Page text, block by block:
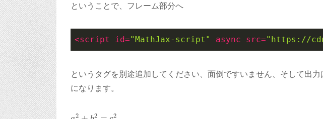
ということで、フレーム部分へ
<script id="MathJax-script" async src="https://
というタグを別途追加してください、面倒ですいません、そして出
になります。
2 2=c